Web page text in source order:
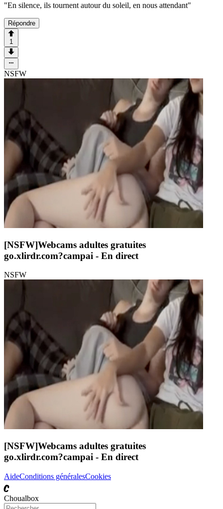
"En silence, ils tournent autour du soleil, en nous attendant"
Répondre
1
NSFW
[NSFW]Webcams adultes gratuites
go.xlirdr.com?campai - En direct
NSFW
[NSFW]Webcams adultes gratuites
go.xlirdr.com?campai - En direct
AideConditions généralesCookies
C
Choualbox